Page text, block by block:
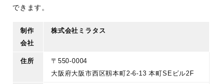
できます。
制作
会社
株式会社ミラタス
住所
〒550-0004
大阪府大阪市西区靱本町2-6-13 本町SEビル2F